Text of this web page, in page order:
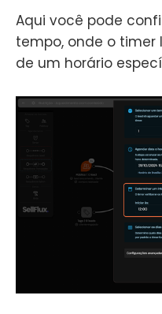
Aqui você pode
tempo, onde o timer
de um horário